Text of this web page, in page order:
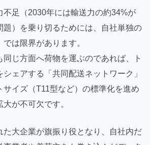
不足（2030年には輸送力の約34%が
題）を乗り切るためには、自社単独の
は限界があります。
じ方面へ荷物を運ぶのであれば、ト
ェアする「共同配送ネットワーク」
サイズ（T11型など）の標準化を進め
が不可欠です。
た大企業が旗振り役となり、自社内だ